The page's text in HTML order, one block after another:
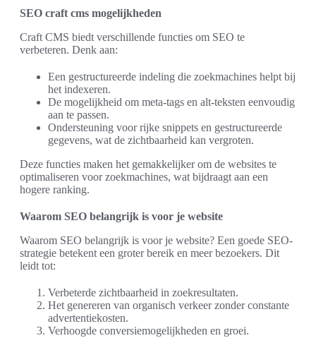
SEO craft cms mogelijkheden
Craft CMS biedt verschillende functies om SEO te
verbeteren. Denk aan:
Een gestructureerde indeling die zoekmachines helpt bij
het indexeren.
De mogelijkheid om meta-tags en alt-teksten eenvoudig
aan te passen.
Ondersteuning voor rijke snippets en gestructureerde
gegevens, wat de zichtbaarheid kan vergroten.
Deze functies maken het gemakkelijker om de websites te
optimaliseren voor zoekmachines, wat bijdraagt aan een
hogere ranking.
Waarom SEO belangrijk is voor je website
Waarom SEO belangrijk is voor je website? Een goede SEO-
strategie betekent een groter bereik en meer bezoekers. Dit
leidt tot:
Verbeterde zichtbaarheid in zoekresultaten.
Het genereren van organisch verkeer zonder constante
advertentiekosten.
Verhoogde conversiemogelijkheden en groei.